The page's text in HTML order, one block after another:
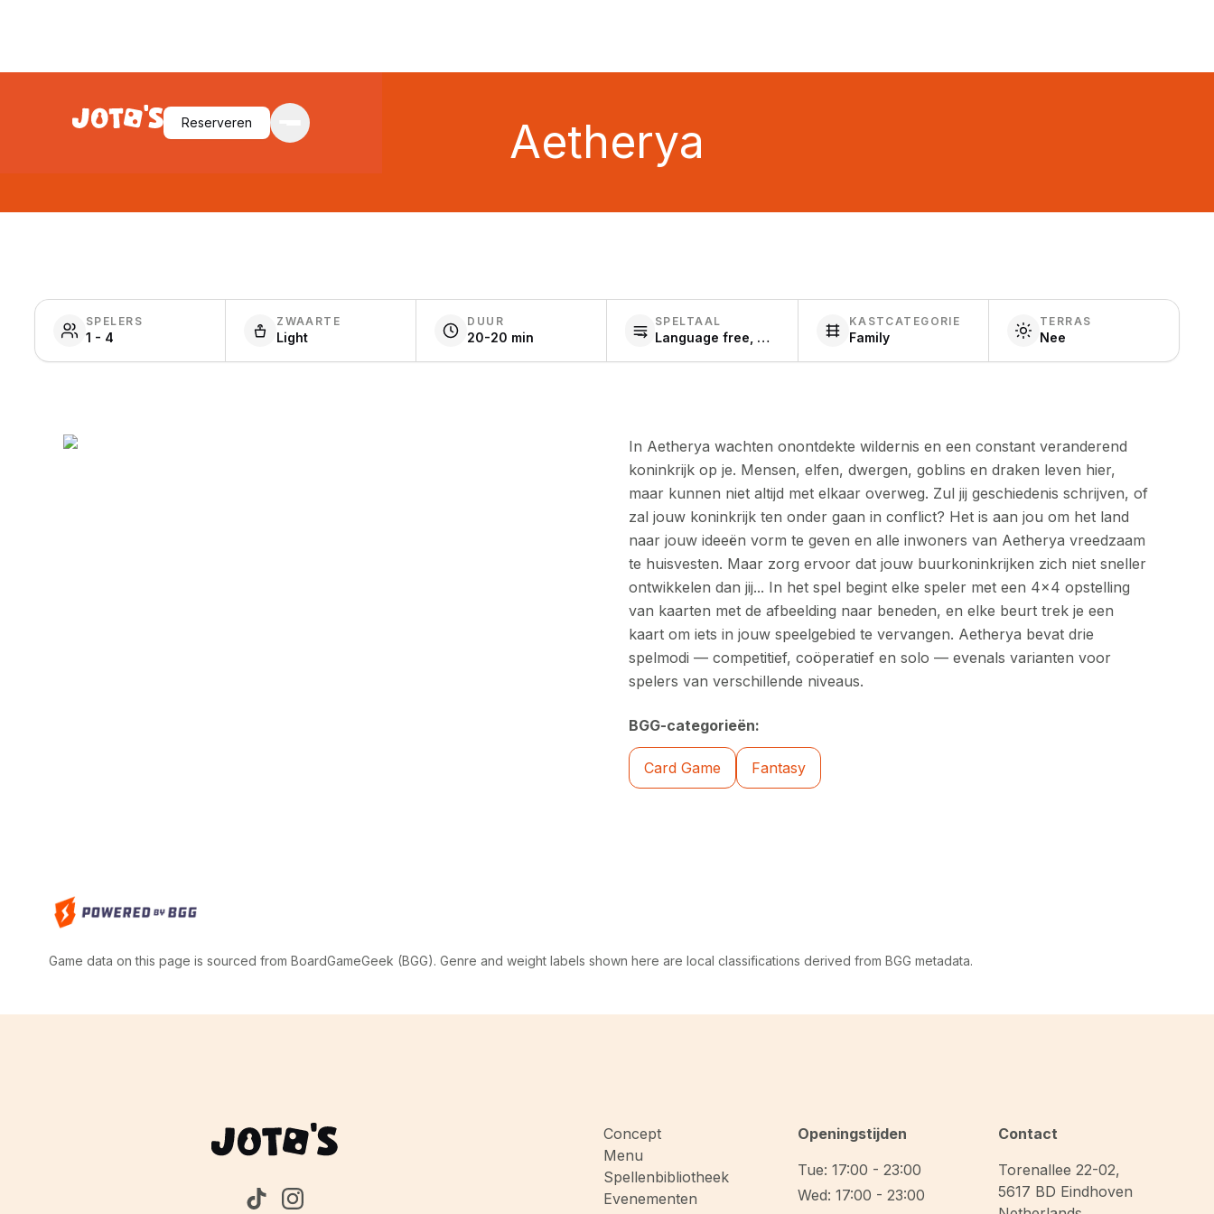
Reserveren Aetherya
SPELERS
1 - 4
ZWAARTE
Light
DUUR
20-20 min
SPELTAAL
Language free, Other
KASTCATEGORIE
Family
TERRAS
Nee
In Aetherya wachten onontdekte wildernis en een constant veranderend
koninkrijk op je. Mensen, elfen, dwergen, goblins en draken leven hier,
maar kunnen niet altijd met elkaar overweg. Zul jij geschiedenis schrijven, of
zal jouw koninkrijk ten onder gaan in conflict? Het is aan jou om het land
naar jouw ideeën vorm te geven en alle inwoners van Aetherya vreedzaam
te huisvesten. Maar zorg ervoor dat jouw buurkoninkrijken zich niet sneller
ontwikkelen dan jij... In het spel begint elke speler met een 4x4 opstelling
van kaarten met de afbeelding naar beneden, en elke beurt trek je een
kaart om iets in jouw speelgebied te vervangen. Aetherya bevat drie
spelmodi — competitief, coöperatief en solo — evenals varianten voor
spelers van verschillende niveaus.
BGG-categorieën:
Card Game Fantasy
Game data on this page is sourced from BoardGameGeek (BGG). Genre and weight labels shown here are local classifications derived from BGG metadata.
Concept
Menu
Spellenbibliotheek
Evenementen
Openingstijden
Tue: 17:00 - 23:00
Wed: 17:00 - 23:00
Contact
Torenallee 22-02,
5617 BD Eindhoven